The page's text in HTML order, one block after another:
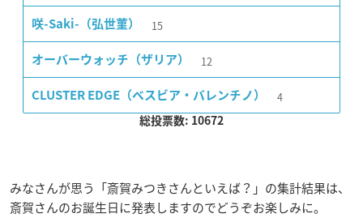
咲-Saki-（弘世菫） 15
オーバーウォッチ（ザリア） 12
CLUSTER EDGE（ベスビア・バレンチノ） 4
総投票数: 10672
みなさんが思う「斎賀みつきさんといえば？」の集計結果は、
斎賀さんのお誕生日に発表しますのでどうぞお楽しみに。